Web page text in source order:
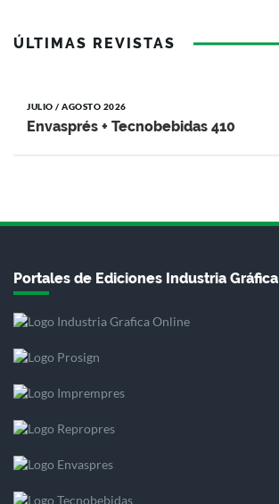
ÚLTIMAS REVISTAS
JULIO / AGOSTO 2026
Envasprés + Tecnobebidas 410
Portales de Ediciones Industria Gráfica